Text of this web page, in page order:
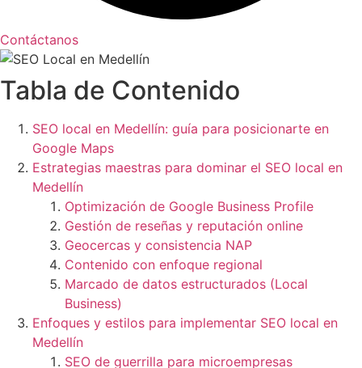
Contáctanos
Tabla de Contenido
SEO local en Medellín: guía para posicionarte en
Google Maps
Estrategias maestras para dominar el SEO local en
Medellín
Optimización de Google Business Profile
Gestión de reseñas y reputación online
Geocercas y consistencia NAP
Contenido con enfoque regional
Marcado de datos estructurados (Local
Business)
Enfoques y estilos para implementar SEO local en
Medellín
SEO de guerrilla para microempresas